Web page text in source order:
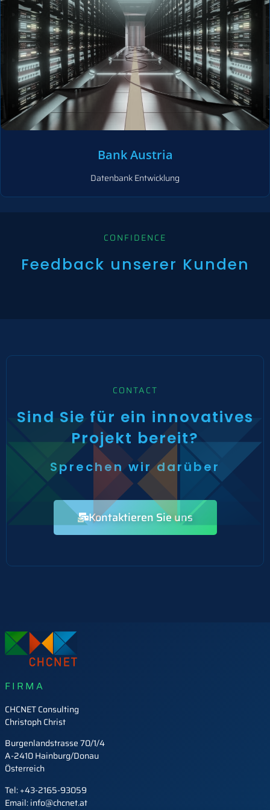
Bank Austria
Datenbank Entwicklung
CONFIDENCE
Feedback unserer Kunden
CONTACT
Sind Sie für ein innovatives
Projekt bereit?
Sprechen wir darüber
Kontaktieren Sie uns
FIRMA
CHCNET Consulting
Christoph Christ
Burgenlandstrasse 70/1/4
A-2410 Hainburg/Donau
Österreich
Tel: +43-2165-93059
Email: info@chcnet.at